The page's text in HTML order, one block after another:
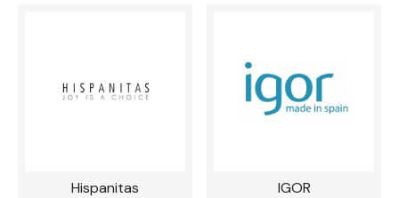
Hispanitas IGOR